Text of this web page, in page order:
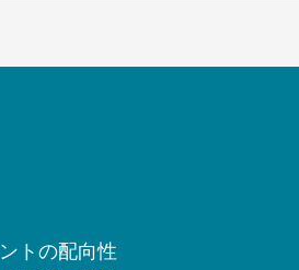
防食および船舶塗料
トの配向性